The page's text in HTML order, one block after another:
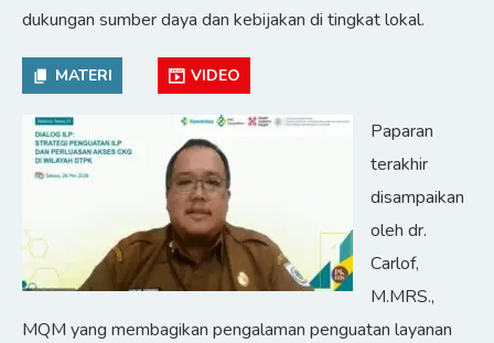
dukungan sumber daya dan kebijakan di tingkat lokal.
MATERI VIDEO
Paparan
terakhir
disampaikan
oleh dr.
Carlof,
M.MRS.,
MQM yang membagikan pengalaman penguatan layanan